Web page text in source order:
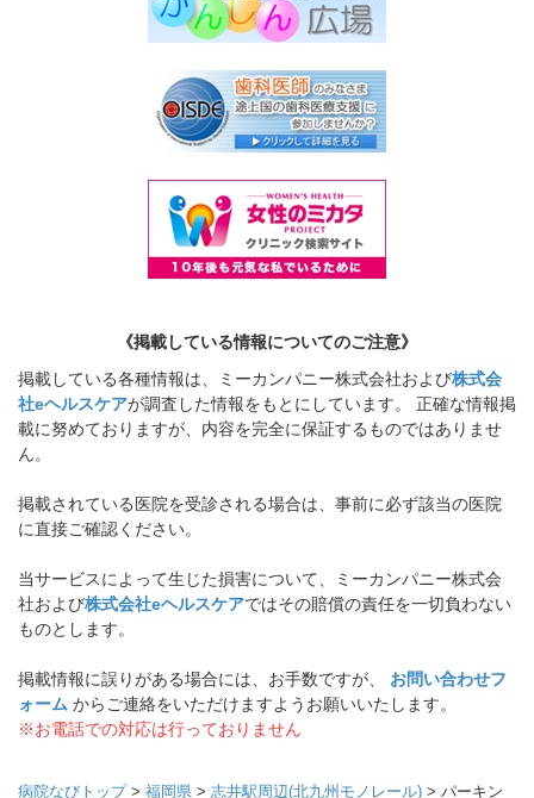
《掲載している情報についてのご注意》
掲載している各種情報は、ミーカンパニー株式会社および株式会
社eヘルスケアが調査した情報をもとにしています。 正確な情報掲
載に努めておりますが、内容を完全に保証するものではありませ
ん。
掲載されている医院を受診される場合は、事前に必ず該当の医院
に直接ご確認ください。
当サービスによって生じた損害について、ミーカンパニー株式会
社および株式会社eヘルスケアではその賠償の責任を一切負わない
ものとします。
掲載情報に誤りがある場合には、お手数ですが、 お問い合わせフ
ォーム からご連絡をいただけますようお願いいたします。
※お電話での対応は行っておりません
病院なびトップ> 福岡県 > 志井駅周辺(北九州モノレール) > パーキン